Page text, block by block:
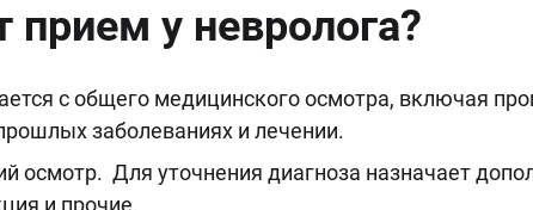
прием у невролога?
с общего медицинского осмотра, включая
заболеваниях и лечении.
осмотр. Для уточнения диагноза назначает
и прочие.